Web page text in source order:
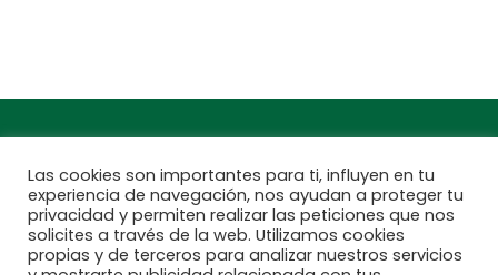
Las cookies son importantes para ti, influyen en tu
experiencia de navegación, nos ayudan a proteger tu
privacidad y permiten realizar las peticiones que nos
solicites a través de la web. Utilizamos cookies
propias y de terceros para analizar nuestros servicios